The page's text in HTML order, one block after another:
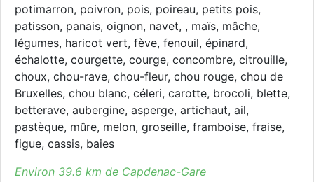
potimarron, poivron, pois, poireau, petits pois,
patisson, panais, oignon, navet, , maïs, mâche,
légumes, haricot vert, fève, fenouil, épinard,
échalotte, courgette, courge, concombre, citrouille,
choux, chou-rave, chou-fleur, chou rouge, chou de
Bruxelles, chou blanc, céleri, carotte, brocoli, blette,
betterave, aubergine, asperge, artichaut, ail,
pastèque, mûre, melon, groseille, framboise, fraise,
figue, cassis, baies
Environ 39.6 km de Capdenac-Gare